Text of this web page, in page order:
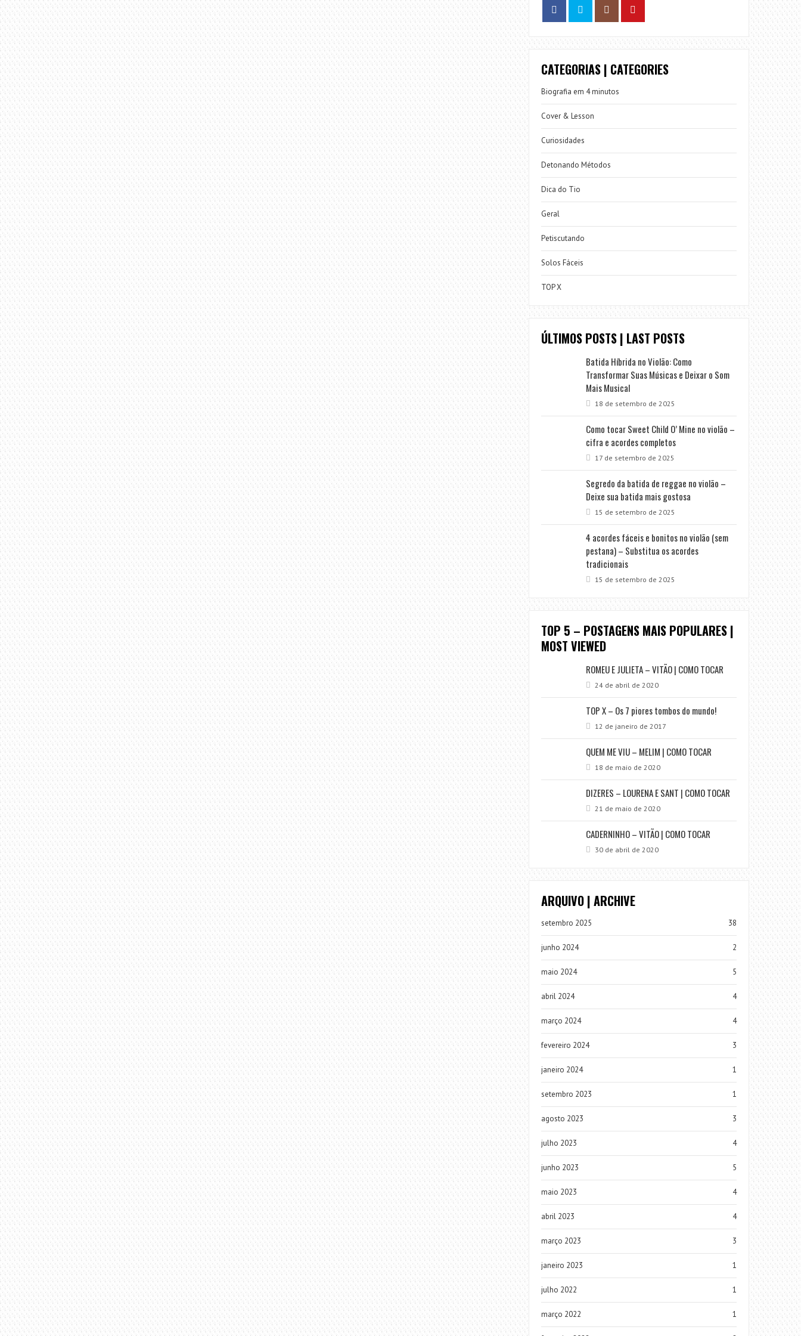
CATEGORIAS | CATEGORIES
Biografia em 4 minutos
Cover & Lesson
Curiosidades
Detonando Métodos
Dica do Tio
Geral
Petiscutando
Solos Fáceis
TOP X
ÚLTIMOS POSTS | LAST POSTS
Batida Híbrida no Violão: Como
Transformar Suas Músicas e Deixar o Som
Mais Musical
18 de setembro de 2025
Como tocar Sweet Child O’ Mine no violão –
cifra e acordes completos
17 de setembro de 2025
Segredo da batida de reggae no violão –
Deixe sua batida mais gostosa
15 de setembro de 2025
4 acordes fáceis e bonitos no violão (sem
pestana) – Substitua os acordes
tradicionais
15 de setembro de 2025
TOP 5 – POSTAGENS MAIS POPULARES |
MOST VIEWED
ROMEU E JULIETA – VITÃO | COMO TOCAR
24 de abril de 2020
TOP X – Os 7 piores tombos do mundo!
12 de janeiro de 2017
QUEM ME VIU – MELIM | COMO TOCAR
18 de maio de 2020
DIZERES – LOURENA E SANT | COMO TOCAR
21 de maio de 2020
CADERNINHO – VITÃO | COMO TOCAR
30 de abril de 2020
ARQUIVO | ARCHIVE
setembro 2025 38
junho 2024 2
maio 2024 5
abril 2024 4
março 2024 4
fevereiro 2024 3
janeiro 2024 1
setembro 2023 1
agosto 2023 3
julho 2023 4
junho 2023 5
maio 2023 4
abril 2023 4
março 2023 3
janeiro 2023 1
julho 2022 1
março 2022 1